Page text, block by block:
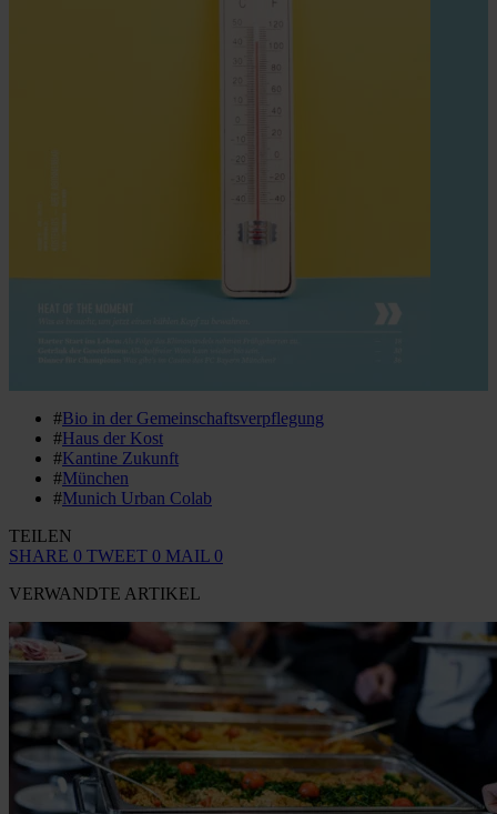
#Bio in der Gemeinschaftsverpflegung
#Haus der Kost
#Kantine Zukunft
#München
#Munich Urban Colab
TEILEN
SHARE 0 TWEET 0 MAIL 0
VERWANDTE ARTIKEL